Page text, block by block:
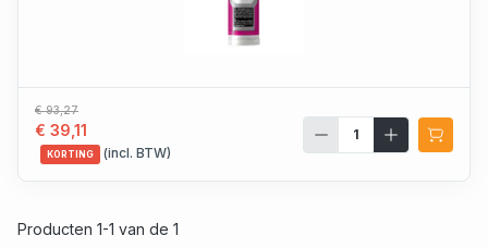
€ 93,27
€ 39,11
KORTING (incl. BTW)
Producten 1-1 van de 1